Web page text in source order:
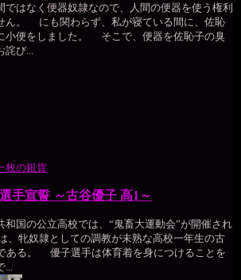
はなく便器奴隷なので、人間の便器を使う権利
ん。 にも関わらず、私が寝ている間に、佐恥
小便をしました。 そこで、便器を佐恥子の臭
び...
枚の銀貨
手宣誓 ～古谷優子 高1～
国の公立高校では、“鬼畜大運動会”が開催され
牝奴隷としての調教が未熟な高校一年生の古
ある。 優子選手は体育着を身につけることを